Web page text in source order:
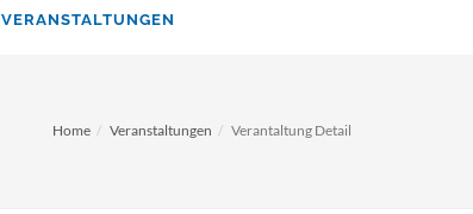
VERANSTALTUNGEN
Home Veranstaltungen Verantaltung Detail